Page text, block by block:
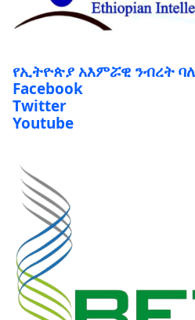
የኢትዮጵያ አእምሯዊ ንብረት
Facebook
Twitter
Youtube